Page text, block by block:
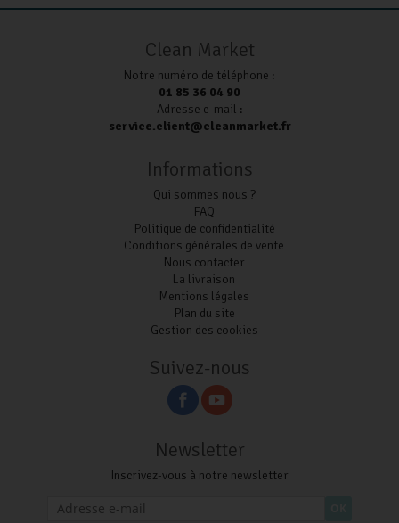
Clean Market
Notre numéro de téléphone :
01 85 36 04 90
Adresse e-mail :
service.client@cleanmarket.fr
Informations
Qui sommes nous ?
FAQ
Politique de confidentialité
Conditions générales de vente
Nous contacter
La livraison
Mentions légales
Plan du site
Gestion des cookies
Suivez-nous
Newsletter
Inscrivez-vous à notre newsletter